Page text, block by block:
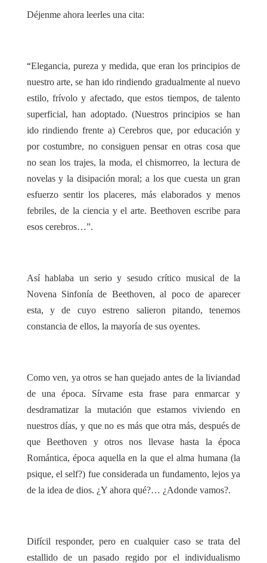
Déjenme ahora leerles una cita:
“Elegancia, pureza y medida, que eran los principios de
nuestro arte, se han ido rindiendo gradualmente al nuevo
estilo, frívolo y afectado, que estos tiempos, de talento
superficial, han adoptado. (Nuestros principios se han
ido rindiendo frente a) Cerebros que, por educación y
por costumbre, no consiguen pensar en otras cosa que
no sean los trajes, la moda, el chismorreo, la lectura de
novelas y la disipación moral; a los que cuesta un gran
esfuerzo sentir los placeres, más elaborados y menos
febriles, de la ciencia y el arte. Beethoven escribe para
esos cerebros…”.
Así hablaba un serio y sesudo crítico musical de la
Novena Sinfonía de Beethoven, al poco de aparecer
esta, y de cuyo estreno salieron pitando, tenemos
constancia de ellos, la mayoría de sus oyentes.
Como ven, ya otros se han quejado antes de la liviandad
de una época. Sírvame esta frase para enmarcar y
desdramatizar la mutación que estamos viviendo en
nuestros días, y que no es más que otra más, después de
que Beethoven y otros nos llevase hasta la época
Romántica, época aquella en la que el alma humana (la
psique, el self?) fue considerada un fundamento, lejos ya
de la idea de dios. ¿Y ahora qué?… ¿Adonde vamos?.
Difícil responder, pero en cualquier caso se trata del
estallido de un pasado regido por el individualismo